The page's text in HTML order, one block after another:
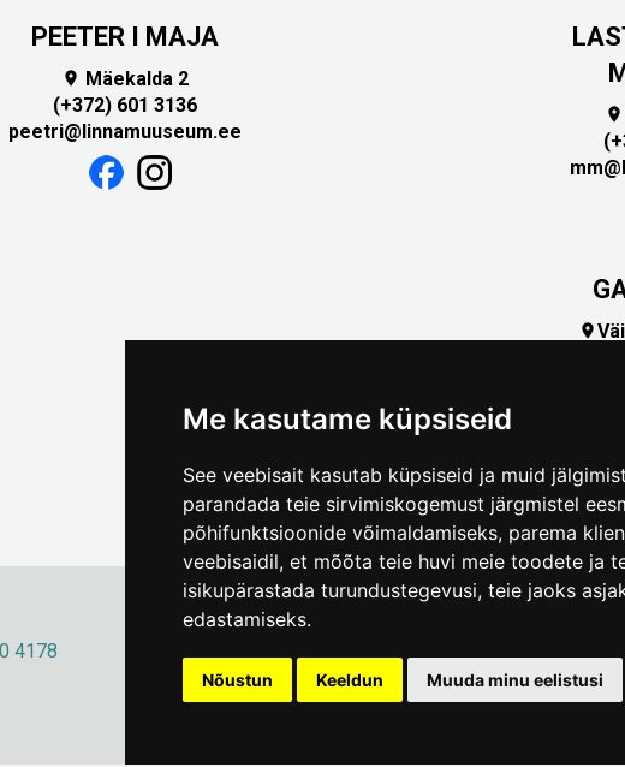
Me kasutame küpsiseid
See veebisait kasutab küpsiseid ja muid
parandada teie sirvimiskogemust järgmistel
põhifunktsioonide võimaldamiseks, parema
veebisaidil, et mõõta teie huvi meie toodete ja
isikupärastada turundustegevusi, teie jaoks
edastamiseks.
Nõustun Keeldun Muuda minu eelistusi
PEETER I MAJA
 Mäekalda 2
(+372) 601 3136
peetri@linnamuuseum.ee


4178
Küpsisepoliitika